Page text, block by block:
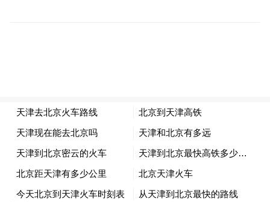
据介绍，完成领航辅助安全学习且智驾里程
超过 50km 后，用户即可在中控屏“设置 > 智
能驾驶 > 城市领航辅助”打开该功能，等待主
驾屏幕时速区域旁出现灰色 NOA 图标、往下
拨动方向盘右侧换挡拨杆到底，便可进入城